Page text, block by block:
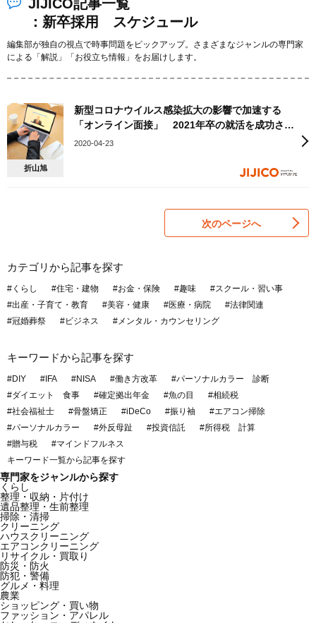
JIJICO記事一覧
：新卒採用 スケジュール
編集部が独自の視点で時事問題をピックアップ。さまざまなジャンルの専門家
による「解説」「お役立ち情報」をお届けします。
折山旭
新型コロナウイルス感染拡大の影響で加速する
「オンライン面接」 2021年卒の就活を成功させ
るには
2020-04-23
次のページへ
カテゴリから記事を探す
#くらし #住宅・建物 #お金・保険 #趣味
#スクール・習い事
#出産・子育て・教育
#美容・健康 #医療・病院
#法律関連
#冠婚葬祭
#ビジネス #メンタル・カウンセリング
キーワードから記事を探す
#DIY #IFA #NISA #働き方改革
#パーソナルカラー 診断
#ダイエット 食事
#確定拠出年金 #魚の目
#相続税
#社会福祉士
#骨盤矯正 #iDeCo #振り袖
#エアコン掃除
#パーソナルカラー
#外反母趾 #投資信託
#所得税 計算
#贈与税
#マインドフルネス
キーワード一覧から記事を探す
専門家をジャンルから探す
くらし
整理・収納・片付け
遺品整理・生前整理
掃除・清掃
クリーニング
ハウスクリーニング
エアコンクリーニング
リサイクル・買取り
防災・防火
防犯・警備
グルメ・料理
農業
ショッピング・買い物
ファッション・アパレル